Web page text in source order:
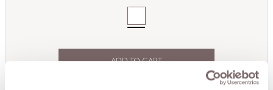
ADD TO CART